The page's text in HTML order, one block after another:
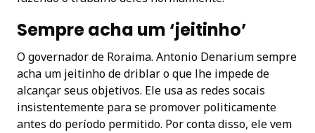
Sempre acha um ‘jeitinho’
O governador de Roraima. Antonio Denarium sempre
acha um jeitinho de driblar o que lhe impede de
alcançar seus objetivos. Ele usa as redes socais
insistentemente para se promover politicamente
antes do período permitido. Por conta disso, ele vem